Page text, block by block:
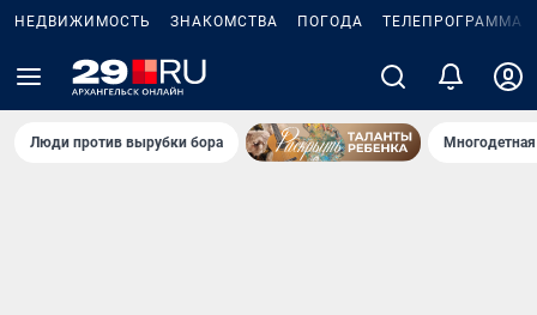
НЕДВИЖИМОСТЬ ЗНАКОМСТВА ПОГОДА ТЕЛЕПРОГРАММА
Люди против вырубки бора